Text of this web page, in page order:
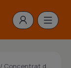
/ Concentrat de lamaie